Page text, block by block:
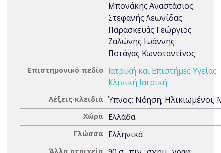
Μπονάκης Αναστάσιος
Στεφανής Λεωνίδας
Παρασκευάς Γεώργιος
Ζαλώνης Ιωάννης
Ποτάγας Κωνσταντίνος
Επιστημονικό πεδίο
Ιατρική και Επιστήμες Υγείας
Κλινική Ιατρική
Λέξεις-κλειδιά Ύπνος; Νόηση; Ηλικιωμένοι;
Χώρα Ελλάδα
Γλώσσα Ελληνικά
Άλλα στοιχεία